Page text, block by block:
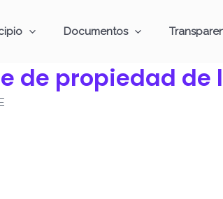
Documentos
de propiedad de